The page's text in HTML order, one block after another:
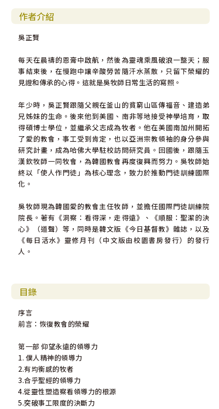
作者介紹
吳正賢
每天在晨禱的恩膏中啟航，然後為靈魂乘風破浪一整天；服
事結束後，在慢跑中讓辛酸勞苦隨汗水蒸散，只留下榮耀的
見證和傳承的心得。這就是吳牧師日常生活的寫照。
年少時，吳正賢跟隨父親在釜山的貧窮山區傳福音、建造弟
兄姊妹的生命。後來他到美國、南非等地接受神學培育，取
得碩博士學位，並繼承父志成為牧者。他在美國南加州開拓
了愛的教會，事工受到肯定，也以亞洲宗教領袖的身分參與
研究計畫，成為哈佛大學駐校訪問研究員。回國後，跟隨玉
漢欽牧師一同牧會，為韓國教會再度復興而努力。吳牧師始
終以「使人作門徒」為核心理念，致力於推動門徒訓練國際
化。
吳牧師現為韓國愛的教會主任牧師，並擔任國際門徒訓練院
院長。著有《洞察：看得深，走得遠》、《順服：聖潔的決
心》（道聲）等，同時是韓文版《今日基督教》雜誌，以及
《每日活水》靈修月刊（中文版由校園書房發行）的發行
人。
目錄
序言
前言：恢復教會的榮耀
第一部 仰望永遠的領導力
1. 僕人精神的領導力
2.有均衡感的牧者
3.合乎聖經的領導力
4.從靈性塑造察看領導力的根源
5.突破事工限度的決斷力